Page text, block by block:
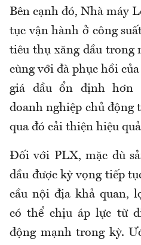
Bên cạnh đó, Nhà máy
tục vận hành ở công
tiêu thụ xăng dầu trong
cùng với đà phục hồi
giá dầu ổn định hơn
doanh nghiệp chủ
qua đó cải thiện hiệu
Đối với PLX, mặc dù
dầu được kỳ vọng tiếp
cầu nội địa khả quan,
có thể chịu áp lực từ
động mạnh trong kỳ.